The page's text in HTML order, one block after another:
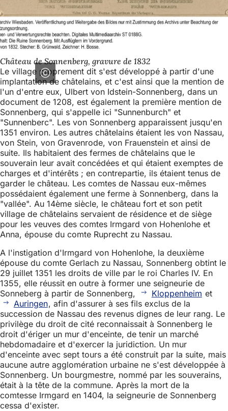
Château de Sonnenberg, gravure de 1832
Le village proprement dit s'est développé à partir d'une
implantation de châtelains, et c'est ainsi que la mention de
l'un d'entre eux, Ulbert von Idstein-Sonnenberg, dans un
document de 1208, est également la première mention de
Sonnenberg, qui s'appelle ici "Sunnenburch" et
"Sunnenberc". Les von Sonnenberg apparaissent jusqu'en
1351 environ. Les autres châtelains étaient les von Nassau,
von Stein, von Gravenrode, von Frauenstein et ainsi de
suite. Ils habitaient des fermes de châtelains que le
souverain leur avait concédées et qui étaient exemptes de
charges et d'intérêts ; en contrepartie, ils étaient tenus de
garder le château. Les comtes de Nassau eux-mêmes
possédaient également une ferme à Sonnenberg, dans la
"vallée". Au 14ème siècle, le château fort et son petit
village de châtelains servaient de résidence et de siège
pour les veuves des comtes Irmgard von Hohenlohe et
Anna, épouse du comte Ruprecht zu Nassau.
A l'instigation d'Irmgard von Hohenlohe, la deuxième
épouse du comte Gerlach zu Nassau, Sonnenberg obtint le
29 juillet 1351 les droits de ville par le roi Charles IV. En
1355, elle réussit en outre à former une seigneurie de
Sonneberg à partir de Sonnenberg,
Kloppenheim et
Auringen, afin d'assurer à ses fils exclus de la
succession de Nassau des revenus dignes de leur rang. Le
privilège du droit de cité reconnaissait à Sonnenberg le
droit d'ériger un mur d'enceinte, de tenir un marché
hebdomadaire et d'exercer la juridiction. Un mur
d'enceinte avec sept tours a été construit par la suite, mais
aucune autre agglomération urbaine ne s'est développée à
Sonnenberg. Un bourgmestre, nommé par les souverains,
était à la tête de la commune. Après la mort de la
comtesse Irmgard en 1404, la seigneurie de Sonnenberg
cessa d'exister.